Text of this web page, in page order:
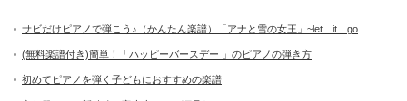
サビだけピアノで弾こう♪（かんたん楽譜）「アナと雪の女王」~let it go
(無料楽譜付き)簡単！「ハッピーバースデー 」のピアノの弾き方
初めてピアノを弾く子どもにおすすめの楽譜